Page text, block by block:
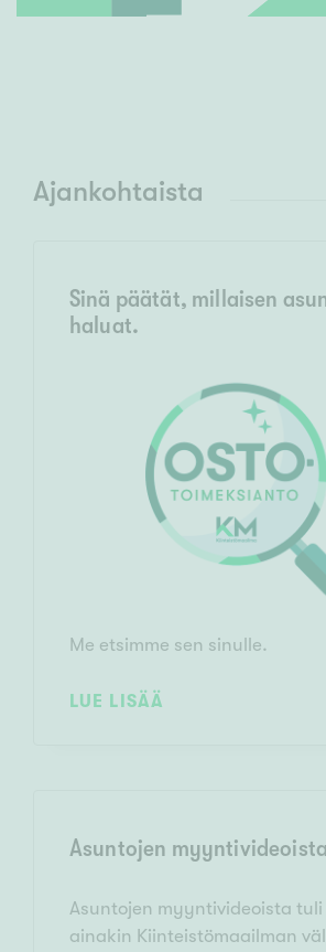
Ajankohtaista
Sinä päätät, millaisen
haluat.
Me etsimme sen sinulle.
LUE LISÄÄ
Asuntojen
Asuntojen myyntivideoista
ainakin Kiinteistömaailman